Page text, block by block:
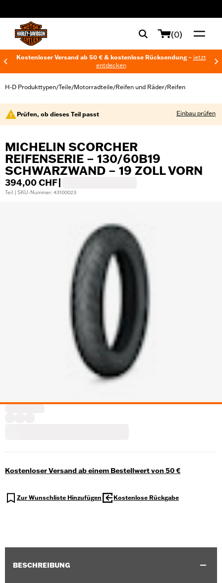
(0)
Kostenloser Versand ab 50 € & kostenlose Rücksendung – jetzt
entdecken
H-D Produkttypen/Teile/Motorradteile/Reifen und Räder/Reifen
Prüfen, ob dieses Teil passt Einbau prüfen
MICHELIN SCORCHER
REIFENSERIE – 130/60B19
SCHWARZWAND – 19 ZOLL VORN
394,00 CHF
Teil | SKU-Nummer: 43100023
Kostenloser Versand ab einem Bestellwert von 50 €
Zur Wunschliste Hinzufügen Kostenlose Rückgabe
BESCHREIBUNG